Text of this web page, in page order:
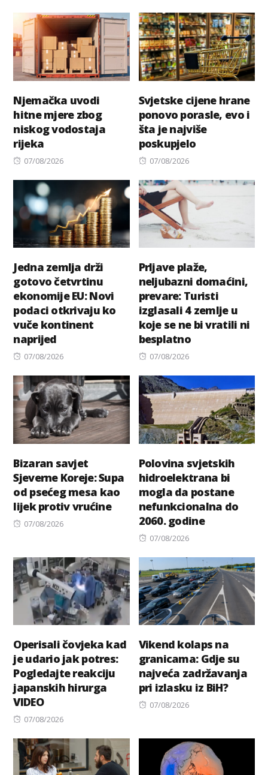
Njemačka uvodi
hitne mjere zbog
niskog vodostaja
rijeka
Posted
07/08/2026
Svjetske cijene hrane
ponovo porasle, evo i
šta je najviše
poskupjelo
Posted
07/08/2026
Jedna zemlja drži
gotovo četvrtinu
ekonomije EU: Novi
podaci otkrivaju ko
vuče kontinent
naprijed
Posted
07/08/2026
Prljave plaže,
neljubazni domaćini,
prevare: Turisti
izglasali 4 zemlje u
koje se ne bi vratili ni
besplatno
Posted
07/08/2026
Bizaran savjet
Sjeverne Koreje: Supa
od psećeg mesa kao
lijek protiv vrućine
Posted
07/08/2026
Polovina svjetskih
hidroelektrana bi
mogla da postane
nefunkcionalna do
2060. godine
Posted
07/08/2026
Operisali čovjeka kad
je udario jak potres:
Pogledajte reakciju
japanskih hirurga
VIDEO
Posted
07/08/2026
Vikend kolaps na
granicama: Gdje su
najveća zadržavanja
pri izlasku iz BiH?
Posted
07/08/2026